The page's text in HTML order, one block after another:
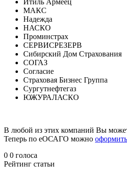
МАКС
Надежда
НАСКО
Проминстрах
СЕРВИСРЕЗЕРВ
Сибирский Дом Страхования
СОГАЗ
Согласие
Страховая Бизнес Группа
Сургутнефтегаз
ЮЖУРАЛАСКО
В любой из этих компаний Вы
Теперь по еОСАГО можно
0 0 голоса
Рейтинг статьи